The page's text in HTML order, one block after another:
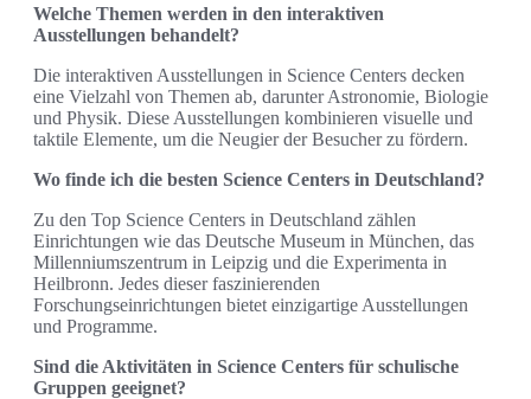
Welche Themen werden in den interaktiven
Ausstellungen behandelt?
Die interaktiven Ausstellungen in Science Centers decken
eine Vielzahl von Themen ab, darunter Astronomie, Biologie
und Physik. Diese Ausstellungen kombinieren visuelle und
taktile Elemente, um die Neugier der Besucher zu fördern.
Wo finde ich die besten Science Centers in Deutschland?
Zu den Top Science Centers in Deutschland zählen
Einrichtungen wie das Deutsche Museum in München, das
Millenniumszentrum in Leipzig und die Experimenta in
Heilbronn. Jedes dieser faszinierenden
Forschungseinrichtungen bietet einzigartige Ausstellungen
und Programme.
Sind die Aktivitäten in Science Centers für schulische
Gruppen geeignet?